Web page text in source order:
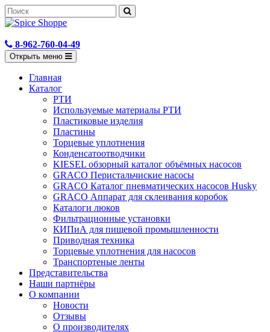
8-962-760-04-49
Открыть меню
Главная
Каталог
РТИ
Используемые материалы РТИ
Пластиковые изделия
Пластины
Торцевые уплотнения
Конденсатоотводчики
KIESEL обзорный каталог объёмных насосов
GRACO Перистальчиские насосы
GRACO Каталог пневматических насосов Husky
GRACO Аппарат для склеивания коробок
Каталоги люков
Фильтрационные установки
КИПиА для пищевой промышленности
Приводная техника
Торцевые уплотнения для насосов
Транспортеные ленты
Представительства
Наши партнёры
О компании
Новости
Отзывы
О производителях